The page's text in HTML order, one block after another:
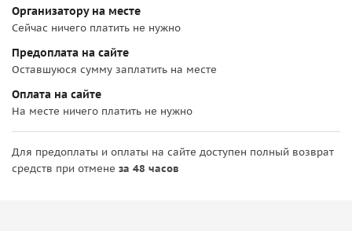
Организатору на месте
Сейчас ничего платить не нужно
Предоплата на сайте
Оставшуюся сумму заплатить на месте
Оплата на сайте
На месте ничего платить не нужно
Для предоплаты и оплаты на сайте доступен полный возврат
средств при отмене за 48 часов